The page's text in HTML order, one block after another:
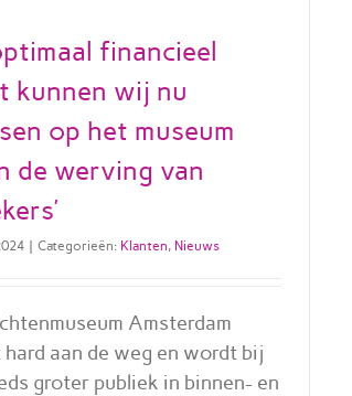
financieel
kunnen wij nu
op het museum
de werving van
Categorieën: Klanten, Nieuws
Amsterdam
aan de weg en wordt bij
groter publiek in binnen- en